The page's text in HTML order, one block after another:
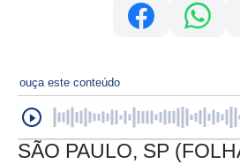
ouça este conteúdo
SÃO PAULO, SP